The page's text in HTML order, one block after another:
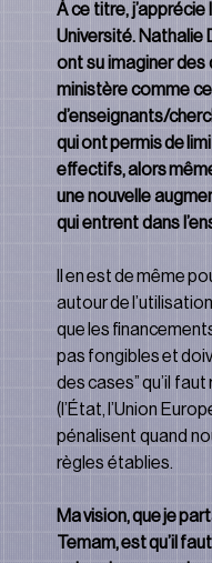
À ce titre,
Université. Nathalie
ont su imaginer
ministère comme
d’enseignants/
qui ont permis de
effectifs, alors
une nouvelle
qui entrent dans
Il en est de même
autour de l’utilisation
que les
pas fongibles et
des cases” qu’il
(l’État, l’Union
pénalisent quand
règles établies.
Ma vision, que je
Temam, est qu’il